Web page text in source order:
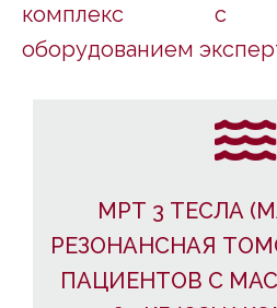
комплекс с
оборудованием
МРТ 3 ТЕСЛА
РЕЗОНАНСНАЯ
ПАЦИЕНТОВ С